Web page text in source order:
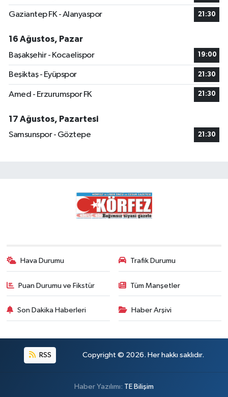
Gaziantep FK - Alanyaspor 21:30
16 Ağustos, Pazar
Başakşehir - Kocaelispor
19:00
Beşiktaş - Eyüpspor 21:30
Amed - Erzurumspor FK 21:30
17 Ağustos, Pazartesi
Samsunspor - Göztepe
21:30
Hava Durumu Trafik Durumu
Puan Durumu ve Fikstür Tüm Manşetler
Son Dakika Haberleri Haber Arşivi
RSS Copyright © 2026. Her hakkı saklıdır.
Haber Yazılımı: TE Bilişim